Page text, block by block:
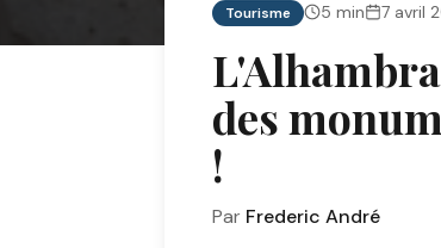
Tourisme 5 min 7 avril
des
!
Par Frederic André